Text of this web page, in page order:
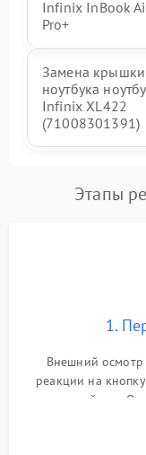
Infinix InBook
Pro+
Замена крышки
ноутбука
Infinix XL422
(71008301391)
Этапы
1.
Внешний осмотр
реакции на
устройства.
лабораторного